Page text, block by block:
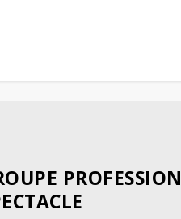
PROFESSION